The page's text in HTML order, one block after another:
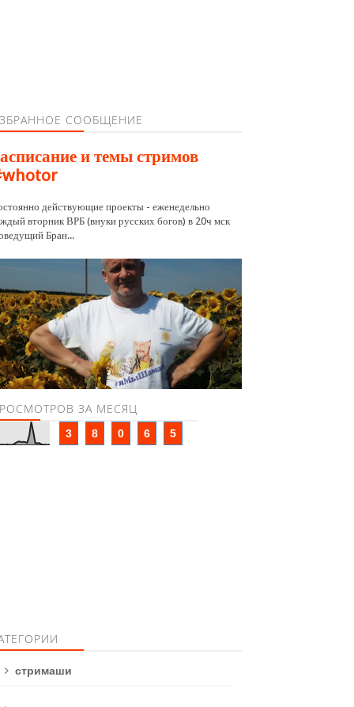
СООБЩЕНИЕ
и темы стримов
действующие проекты - еженедельно
вторник ВРБ (внуки русских богов) в 20ч мск
Бран...
ЗА МЕСЯЦ
3 8 0 6 5
стримаши